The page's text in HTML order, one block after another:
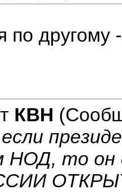
по другому
КВН
НОД, то